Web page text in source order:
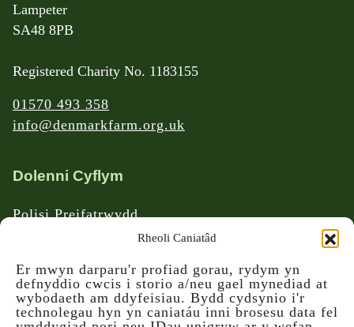
Rheoli Caniatâd
Er mwyn darparu'r profiad gorau, rydym yn
defnyddio cwcis i storio a/neu gael mynediad at
wybodaeth am ddyfeisiau. Bydd cydsynio i'r
technolegau hyn yn caniatáu inni brosesu data fel
Lampeter
SA48 8PB
Registered Charity No. 1183155
01570 493 358
info@denmarkfarm.org.uk
Dolenni Cyflym
Polisi Preifatrwydd